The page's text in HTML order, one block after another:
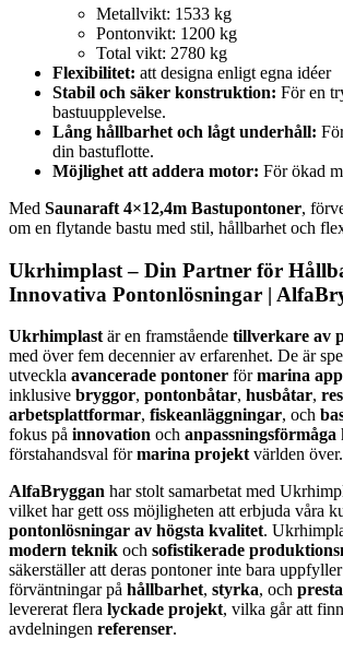
Metallvikt: 1533 kg
Pontonvikt: 1200 kg
Total vikt: 2780 kg
Flexibilitet: att designa enligt egna idéer
Stabil och säker konstruktion: För en
bastuupplevelse.
Lång hållbarhet och lågt underhåll:
din bastuflotte.
Möjlighet att addera motor: För ökad
Med Saunaraft 4×12,4m Bastupontoner,
om en flytande bastu med stil, hållbarhet och
Ukrhimplast – Din Partner för
Innovativa Pontonlösningar |
Ukrhimplast är en framstående tillverkare av
med över fem decennier av erfarenhet. De är
utveckla avancerade pontoner förmarina
inklusive bryggor, pontonbåtar, husbåtar,
arbetsplattformar, fiskeanläggningar, och
fokus på innovation och anpassningsförmåga
förstahandsval förmarina projekt världen över.
AlfaBryggan har stolt samarbetat med
vilket har gett oss möjligheten att erbjuda våra
pontonlösningar av högsta kvalitet.
modern teknik och sofistikerade
säkerställer att deras pontoner inte bara
förväntningar på hållbarhet, styrka, och
levererat flera lyckade projekt, vilka går att
avdelningen referenser.